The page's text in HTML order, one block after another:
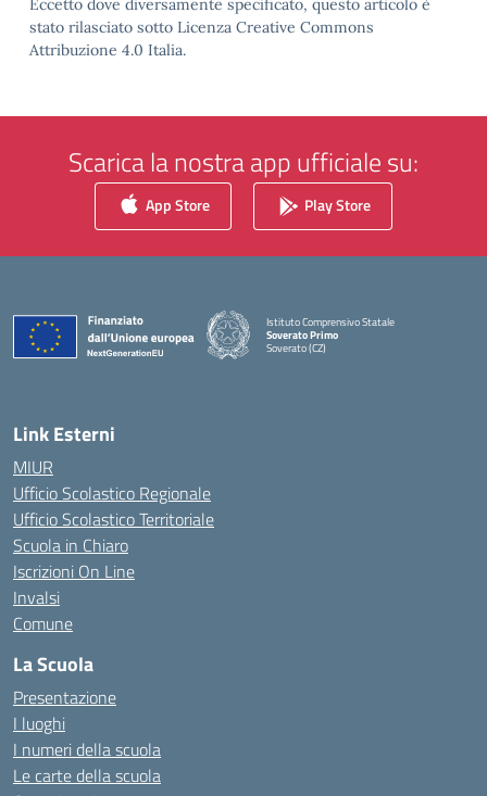
Eccetto dove diversamente specificato, questo articolo è
stato rilasciato sotto Licenza Creative Commons
Attribuzione 4.0 Italia.
Scarica la nostra app ufficiale su:
App Store Play Store
Istituto Comprensivo Statale
Soverato Primo
Soverato (CZ)
Link Esterni
MIUR
Ufficio Scolastico Regionale
Ufficio Scolastico Territoriale
Scuola in Chiaro
Iscrizioni On Line
Invalsi
Comune
La Scuola
Presentazione
I luoghi
I numeri della scuola
Le carte della scuola